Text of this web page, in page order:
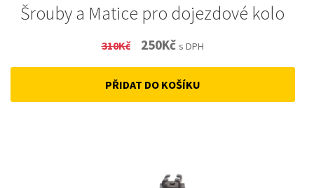
Šrouby a Matice pro dojezdové kolo
310Kč
Original
price
was:
250KčCurrent
price
is:
s DPH
PŘIDAT DO KOŠÍKU